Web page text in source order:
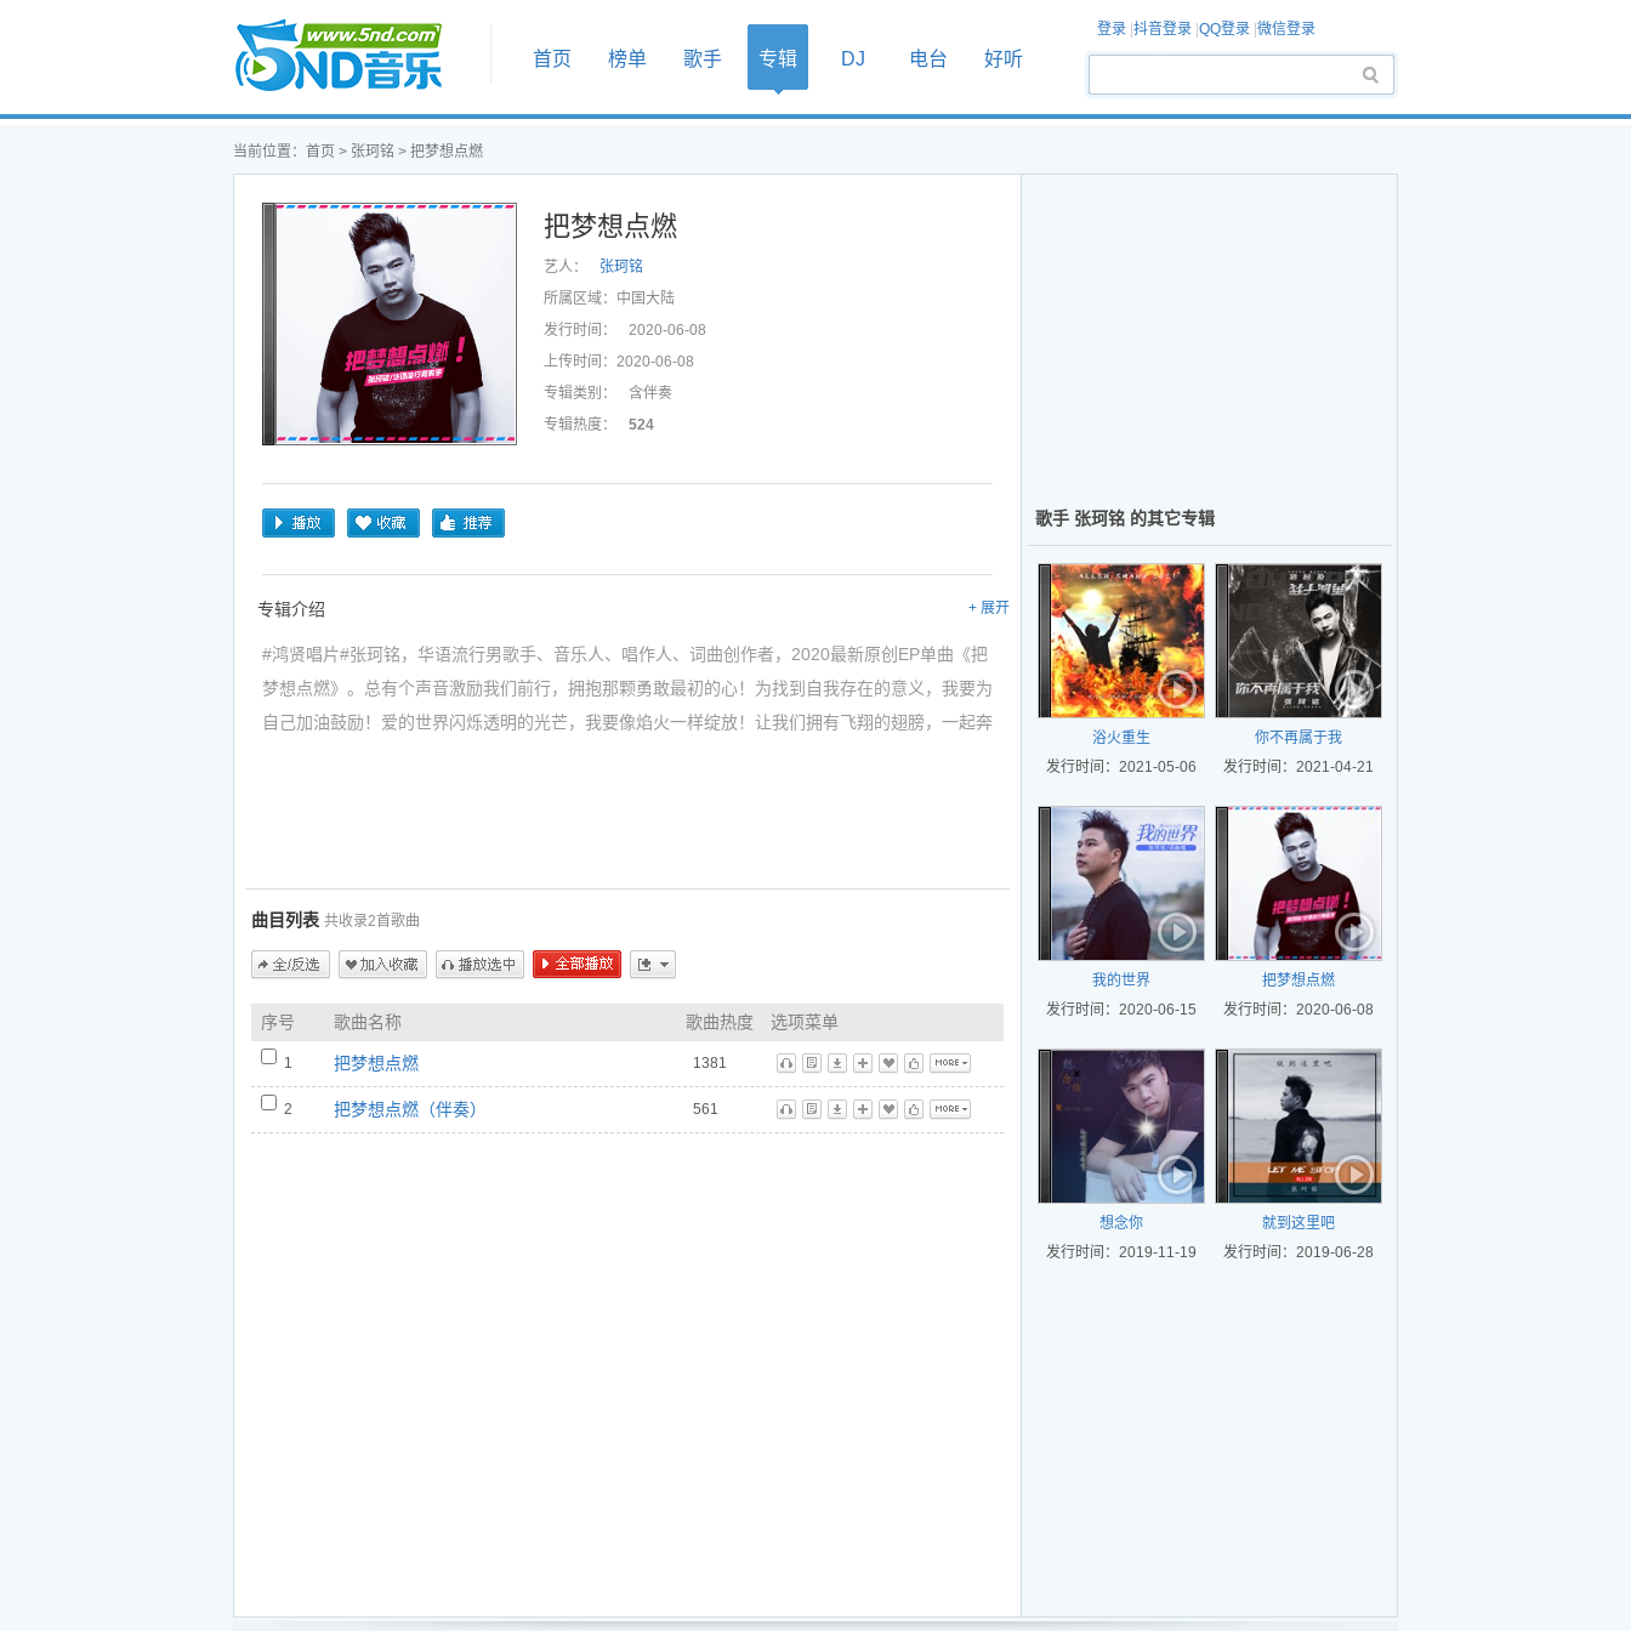
首页
首页 榜单 歌手 专辑 DJ 电台 好听
登录 抖音登录 QQ登录 微信登录
当前位置： 首页 > 张珂铭 > 把梦想点燃
把梦想点燃
艺人：
张珂铭
所属区域： 中国大陆
发行时间：
2020-06-08
上传时间： 2020-06-08
专辑类别：
含伴奏
专辑热度：
524
专辑介绍 + 展开
#鸿贤唱片#张珂铭，华语流行男歌手、音乐人、唱作人、词曲创作者，2020最新原创EP单曲《把
梦想点燃》。总有个声音激励我们前行，拥抱那颗勇敢最初的心！为找到自我存在的意义，我要为
自己加油鼓励！爱的世界闪烁透明的光芒，我要像焰火一样绽放！让我们拥有飞翔的翅膀，一起奔
如果你喜欢张珂铭的专辑《把梦想点燃》里的歌曲，可以把下面的歌曲连接发给你的朋友:
1.把梦想点燃 - 张珂铭
https://www.5nd.com/ting/660338.html
https://www.5nd.com/ting/660339.html
曲目列表 共收录2首歌曲
序号 歌曲名称 歌曲热度 选项菜单
1 把梦想点燃
1381
听
歌 下 播 藏 标
更多
2
把梦想点燃（伴奏）
561
听
歌 下 播 藏 标 更多
歌手 张珂铭 的其它专辑
浴火重生
发行时间：2021-05-06
你不再属于我
发行时间：2021-04-21
我的世界
发行时间：2020-06-15
把梦想点燃
发行时间：2020-06-08
想念你
发行时间：2019-11-19
就到这里吧
发行时间：2019-06-28